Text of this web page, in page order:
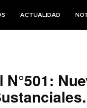
ACTUALIDAD